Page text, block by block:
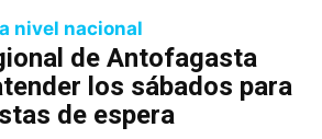
nivel nacional
de Antofagasta
los sábados para
de espera